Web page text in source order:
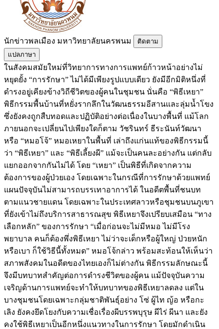
นักข่าวพลเมือง มหาวิทยาลัยนครพนม
ติดตาม
แปลภาษา
ในสังคมสมัยใหม่ที่วิทยาการทางการแพทย์ก้าวหน้าอย่างไม่
หยุดยั้ง “การรักษา” ไม่ได้มีเพียงรูปแบบเดียว ยังมีอีกมิติหนึ่งที่
ดำรงอยู่เคียงข้างวิถีชีวิตของผู้คนในชุมชน นั่นคือ “พิธีเหยา”
พิธีกรรมพื้นบ้านที่หยั่งรากลึกในวัฒนธรรมอีสานและลุ่มน้ำโขง
ซึ่งยังคงถูกสืบทอดและปฏิบัติอย่างต่อเนื่องในบางพื้นที่ แม้โลก
ภายนอกจะเปลี่ยนไปเพียงใดก็ตาม วัชรินทร์ ธีระนันท์วัฒนา
หรือ “หมอโจ้” หมอเหยาในพื้นที่ เล่าถึงแก่นแท้ของพิธีกรรมนี้
ว่า “พิธีเหยา” และ “พิธีเลี้ยงผี” แม้จะเป็นคนละอย่างกัน แต่กลับ
แยกออกจากกันไม่ได้ โดย “เหยา” เป็นพิธีที่เกิดจากความ
ต้องการของผู้ป่วยเอง โดยเฉพาะในกรณีที่การรักษาด้วยแพทย์
แผนปัจจุบันไม่สามารถบรรเทาอาการได้ ในอดีตพื้นที่ชนบท
ตามแนวชายแดน โดยเฉพาะในประเทศลาวหรือชุมชนบนภูเขา
ที่ยังเข้าไม่ถึงบริการสาธารณสุข พิธีเหยาจึงเปรียบเสมือน “ทาง
เลือกหลัก” ของการรักษา “เมื่อก่อนจะไม่มีหมอ ไม่มีโรง
พยาบาล คนก็ต้องพึ่งพิธีเหยา ไม่ว่าจะเด็กหรือผู้ใหญ่ ป่วยหนัก
หรือเบา ก็ใช้วิธีนี้ทั้งหมด” หมอโจ้กล่าว พร้อมสะท้อนให้เห็นว่า
สภาพสังคมในอดีตของไทยเองก็ไม่ต่างกัน พิธีกรรมลักษณะนี้
จึงมีบทบาทสำคัญต่อการดำรงชีวิตของผู้คน แม้ปัจจุบันความ
เจริญด้านการแพทย์จะทำให้บทบาทของพิธีเหยาลดลง แต่ใน
บางชุมชนโดยเฉพาะกลุ่มชาติพันธุ์อย่าง โซ่ ผู้ไท ญ้อ หรือกะ
เลิง ยังคงยึดโยงกับความเชื่อเรื่องผีบรรพบุรุษ ผีไร่ ผีนา และยัง
คงใช้พิธีเหยาเป็นอีกหนึ่งแนวทางในการรักษา โดยมักดำเนิน